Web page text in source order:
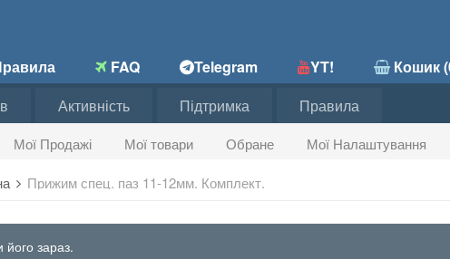
FAQ Telegram YT! Кошик
Мої Продажі Мої товари Обране Мої Налаштування
Активність Підтримка Правила
Прижим спец. паз 11-12мм. Комплект.
зараз.